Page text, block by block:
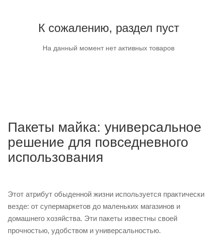
К сожалению, раздел пуст
На данный момент нет активных товаров
Пакеты майка: универсальное
решение для повседневного
использования
Этот атрибут обыденной жизни используется практически
везде: от супермаркетов до маленьких магазинов и
домашнего хозяйства. Эти пакеты известны своей
прочностью, удобством и универсальностью.